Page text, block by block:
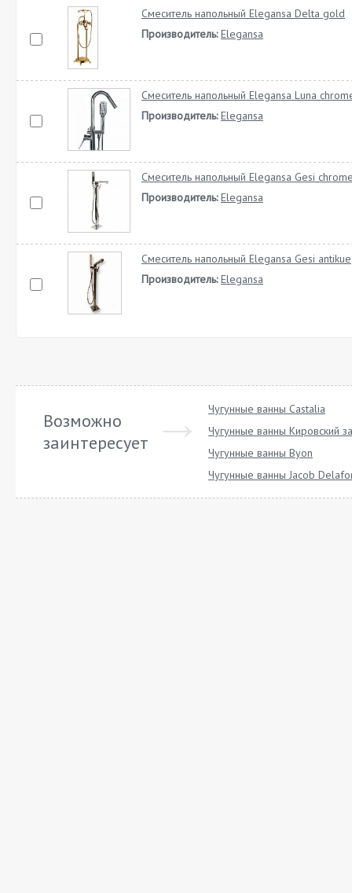
Смеситель напольный Elegansa Delta gold
Производитель: Elegansa
Смеситель напольный Elegansa Luna
Производитель: Elegansa
Смеситель напольный Elegansa Gesi
Производитель: Elegansa
Смеситель напольный Elegansa Gesi antikue
Производитель: Elegansa
Возможно
заинтересует
Чугунные ванны Castalia
Чугунные ванны Кировский
Чугунные ванны Byon
Чугунные ванны Jacob